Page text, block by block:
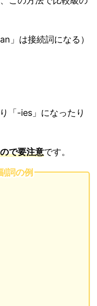
」は接続詞になる）
「-ies」になったり
で要注意です。
詞の例